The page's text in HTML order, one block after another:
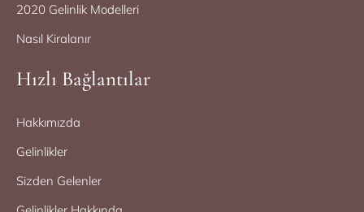
2020 Gelinlik Modelleri
Nasıl Kiralanır
Hızlı Bağlantılar
Hakkımızda
Gelinlikler
Sizden Gelenler